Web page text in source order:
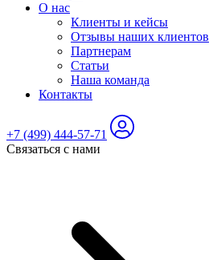
О нас
Клиенты и кейсы
Отзывы наших клиентов
Партнерам
Статьи
Наша команда
Контакты
+7 (499) 444-57-71
Связаться с нами